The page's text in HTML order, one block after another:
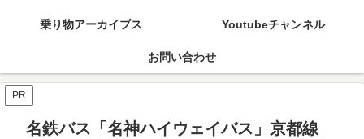
乗り物アーカイブス Youtubeチャンネル
お問い合わせ
PR
名鉄バス「名神ハイウェイバス」京都線